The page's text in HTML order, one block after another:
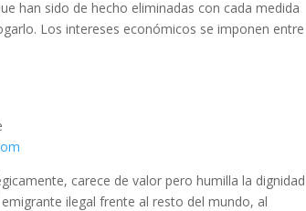
han sido de hecho eliminadas con cada medida
Los intereses económicos se imponen entre
carece de valor pero humilla la dignidad
ilegal frente al resto del mundo, al